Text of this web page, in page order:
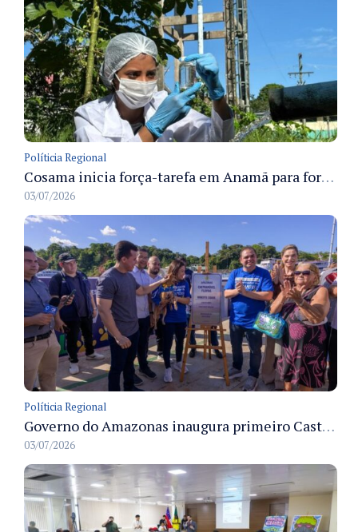
Políticia Regional
Cosama inicia força-tarefa em Anamã para fortalecer abastecimento de água e segurança hídrica da população
03/07/2026
Políticia Regional
Governo do Amazonas inaugura primeiro Castramóvel Fluvial para atendimento veterinário às comunidades ribeirinhas e castração gratuita
03/07/2026